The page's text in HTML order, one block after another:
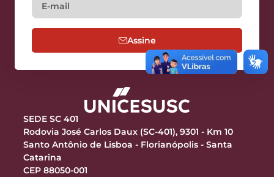
Assine
SEDE SC 401
Rodovia José Carlos Daux (SC-401), 9301 - Km 10
Santo Antônio de Lisboa - Florianópolis - Santa
Catarina
CEP 88050-001